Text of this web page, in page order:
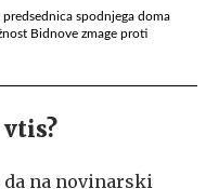
spodnjega doma
Bidnove zmage proti
na novinarski